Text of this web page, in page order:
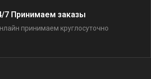
7 Принимаем заказы
принимаем круглосуточно